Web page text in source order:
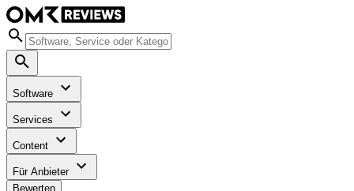
Software
Services
Content
Für Anbieter
Bewerten